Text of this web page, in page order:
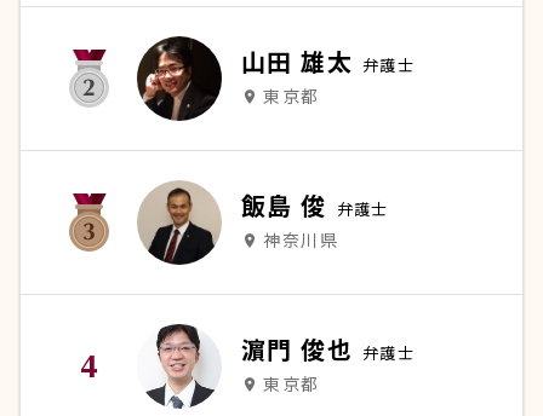
山田 雄太 弁護士
place 東京都
飯島 俊 弁護士
place 神奈川県
濵門 俊也 弁護士
place 東京都